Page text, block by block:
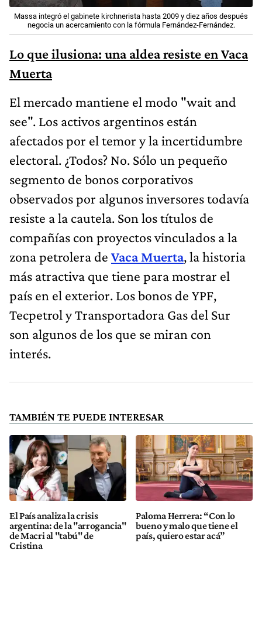
Massa integró el gabinete kirchnerista hasta 2009 y diez años después
negocia un acercamiento con la fórmula Fernández-Fernández.
Lo que ilusiona: una aldea resiste en Vaca
Muerta
El mercado mantiene el modo "wait and
see". Los activos argentinos están
afectados por el temor y la incertidumbre
electoral. ¿Todos? No. Sólo un pequeño
segmento de bonos corporativos
observados por algunos inversores todavía
resiste a la cautela. Son los títulos de
compañías con proyectos vinculados a la
zona petrolera de Vaca Muerta, la historia
más atractiva que tiene para mostrar el
país en el exterior. Los bonos de YPF,
Tecpetrol y Transportadora Gas del Sur
son algunos de los que se miran con
interés.
TAMBIÉN TE PUEDE INTERESAR
El País analiza la crisis
argentina: de la "arrogancia"
de Macri al "tabú" de
Cristina
Paloma Herrera: “Con lo
bueno y malo que tiene el
país, quiero estar acá”